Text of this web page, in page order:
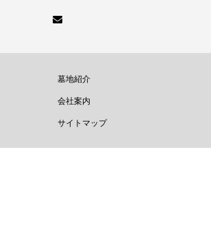
墓地紹介
会社案内
サイトマップ